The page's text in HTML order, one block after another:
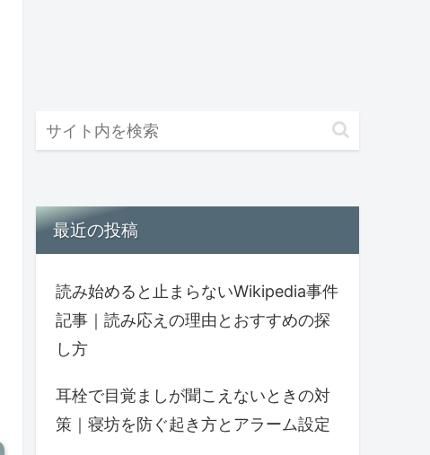
最近の投稿
読み始めると止まらないWikipedia事件
記事｜読み応えの理由とおすすめの探
し方
耳栓で目覚ましが聞こえないときの対
策｜寝坊を防ぐ起き方とアラーム設定